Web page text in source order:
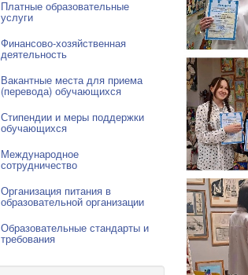
Платные образовательные
услуги
Финансово-хозяйственная
деятельность
Вакантные места для приема
(перевода) обучающихся
Стипендии и меры поддержки
обучающихся
Международное
сотрудничество
Организация питания в
образовательной организации
Образовательные стандарты и
требования